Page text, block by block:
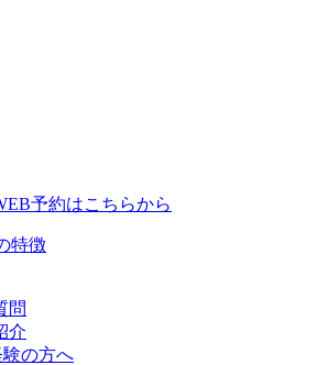
予約はこちらから
特徴
問
介
験の方へ